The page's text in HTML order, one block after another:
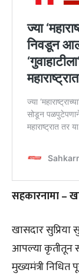
सहकारनामा –
खासदार
आपल्या कृतीतून
मुख्यमंत्री निधित